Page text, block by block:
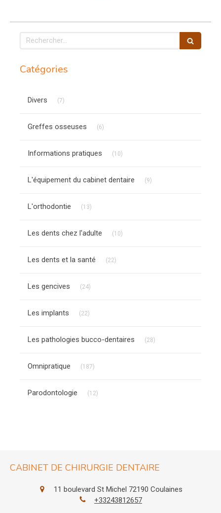
Rechercher
Catégories
Divers (7)
Greffes osseuses (6)
Informations pratiques (10)
L'équipement du cabinet dentaire (9)
L'orthodontie (13)
Les dents chez l'adulte (10)
Les dents et la santé (22)
Les gencives (24)
Les implants (22)
Les pathologies bucco-dentaires (28)
Omnipratique (187)
Parodontologie (12)
CABINET DE CHIRURGIE DENTAIRE
11 boulevard St Michel 72190 Coulaines
+33243812657